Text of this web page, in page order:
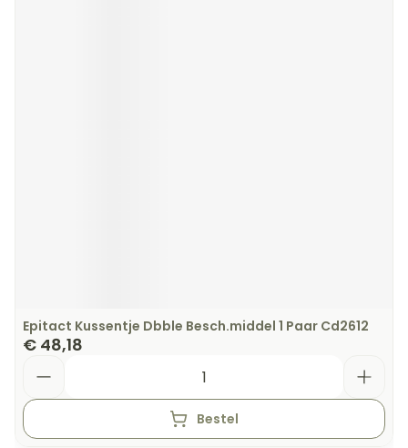
Epitact Kussentje Dbble Besch.middel 1 Paar Cd2612
€ 48,18
Bestel